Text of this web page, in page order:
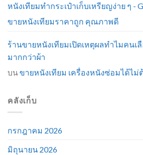
หนังเทียมทำกระเป๋าเก็บเหรียญง่าย ๆ -
ขายหนังเทียมราคาถูก คุณภาพดี
ร้านขายหนังเทียมเปิดเหตุผลทำไมคนเ
มากกว่าผ้า
บนขายหนังเทียม เครื่องหนังซ่อมได้ไม่
คลังเก็บ
กรกฎาคม 2026
มิถุนายน 2026